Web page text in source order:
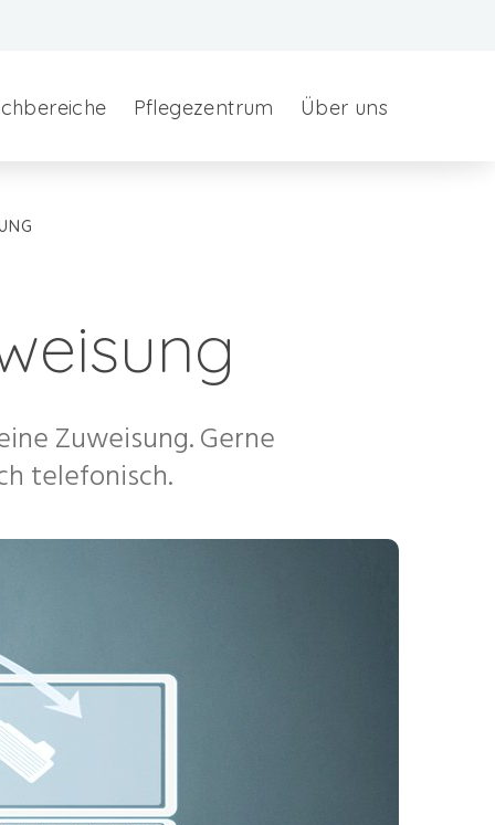
Pflegezentrum Über uns
Zuweisung. Gerne
telefonisch.